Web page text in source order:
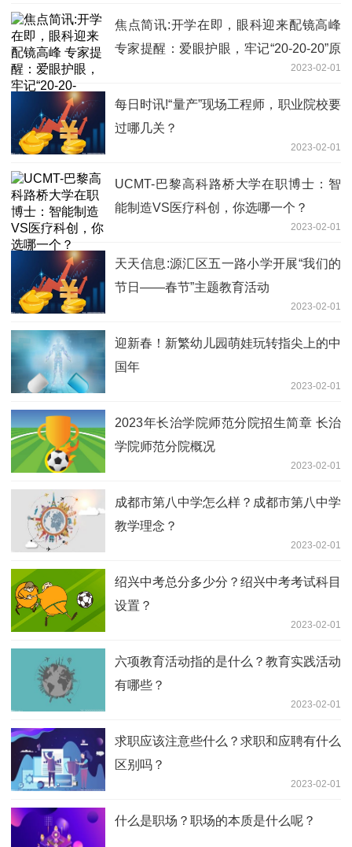
焦点简讯:开学在即，眼科迎来配镜高峰
专家提醒：爱眼护眼，牢记“20-20-20”原
2023-02-01
每日时讯!“量产”现场工程师，职业院校要
过哪几关？
2023-02-01
UCMT-巴黎高科路桥大学在职博士：智
能制造VS医疗科创，你选哪一个？
2023-02-01
天天信息:源汇区五一路小学开展“我们的
节日——春节”主题教育活动
2023-02-01
迎新春！新繁幼儿园萌娃玩转指尖上的中
国年
2023-02-01
2023年长治学院师范分院招生简章 长治
学院师范分院概况
2023-02-01
成都市第八中学怎么样？成都市第八中学
教学理念？
2023-02-01
绍兴中考总分多少分？绍兴中考考试科目
设置？
2023-02-01
六项教育活动指的是什么？教育实践活动
有哪些？
2023-02-01
求职应该注意些什么？求职和应聘有什么
区别吗？
2023-02-01
什么是职场？职场的本质是什么呢？